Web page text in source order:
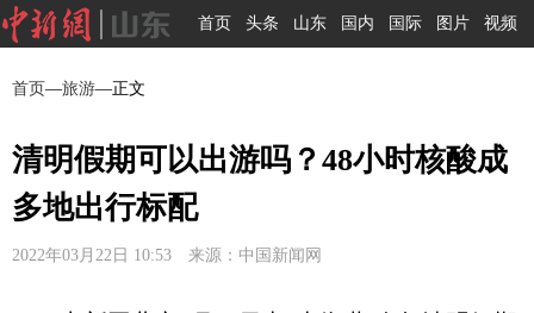
首页 头条 山东 国内 国际 图片 视频
首页—旅游—正文
清明假期可以出游吗？48小时核酸成
多地出行标配
2022年03月22日 10:53 来源：中国新闻网